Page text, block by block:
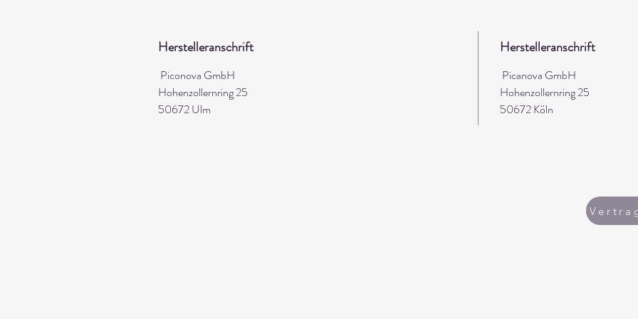
Herstelleranschrift
Piconova GmbH
Hohenzollernring 25
50672 Ulm
Herstelleranschrift
Picanova GmbH
Hohenzollernring 25
50672 Köln